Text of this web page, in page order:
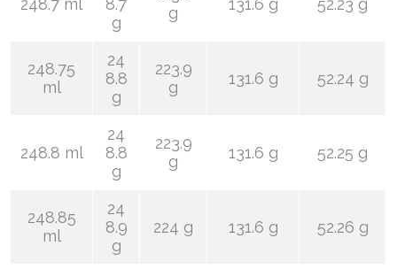
248.7 ml
8.7
g
g
131.6 g 52.23 g
248.75
ml
24
8.8
g
223.9
g
131.6 g 52.24 g
248.8 ml
24
8.8
g
223.9
g
131.6 g 52.25 g
248.85
ml
24
8.9
g
224 g 131.6 g 52.26 g